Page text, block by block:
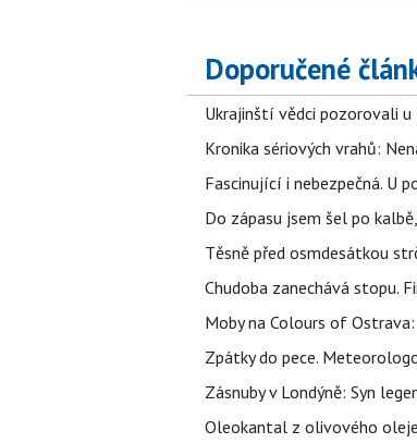
Doporučené
Ukrajinští vědci pozorovali
Kronika sériových vrahů:
Fascinující i nebezpečná. U
Do zápasu jsem šel po
Těsně před osmdesátkou
Chudoba zanechává stopu.
Moby na Colours of
Zpátky do pece.
Zásnuby v Londýně: Syn
Oleokantal z olivového